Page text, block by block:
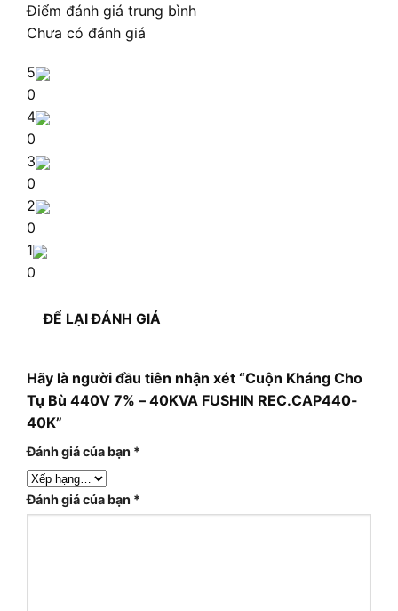
Điểm đánh giá trung bình
Chưa có đánh giá
5
0
4
0
3
0
2
0
1
0
ĐỂ LẠI ĐÁNH GIÁ
Hãy là người đầu tiên nhận xét “Cuộn Kháng Cho
Tụ Bù 440V 7% – 40KVA FUSHIN REC.CAP440-
40K”
Đánh giá của bạn *
Đánh giá của bạn *